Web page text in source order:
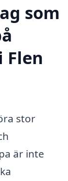
som
Flen
stor
är inte